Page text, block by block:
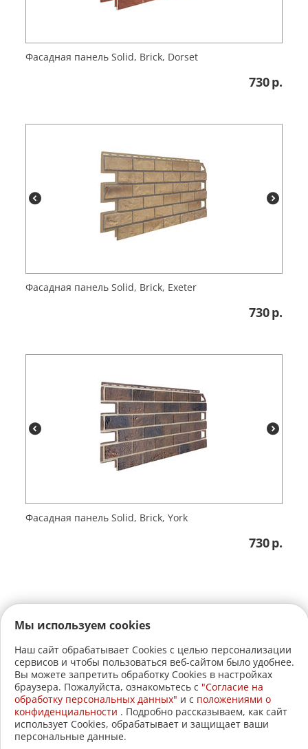
Фасадная панель Solid, Brick, Dorset
730р.
Фасадная панель Solid, Brick, Exeter
730р.
Фасадная панель Solid, Brick, York
730р.
+7 (3822)22-17-60
+7 (3822)21-30-30
2005-2026 © АвтоСтройЛавка.
Меню
Мы используем cookies
Наш сайт обрабатывает Cookies с целью персонализации
сервисов и чтобы пользоваться веб-сайтом было удобнее.
Вы можете запретить обработку Cookies в настройках
браузера. Пожалуйста, ознакомьтесь с "Согласие на
обработку персональных данных" и c положениями о
конфиденциальности . Подробно рассказываем, как сайт
использует Cookies, обрабатывает и защищает ваши
персональные данные.